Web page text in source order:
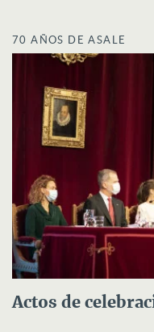
70 AÑOS DE ASALE
Actos de